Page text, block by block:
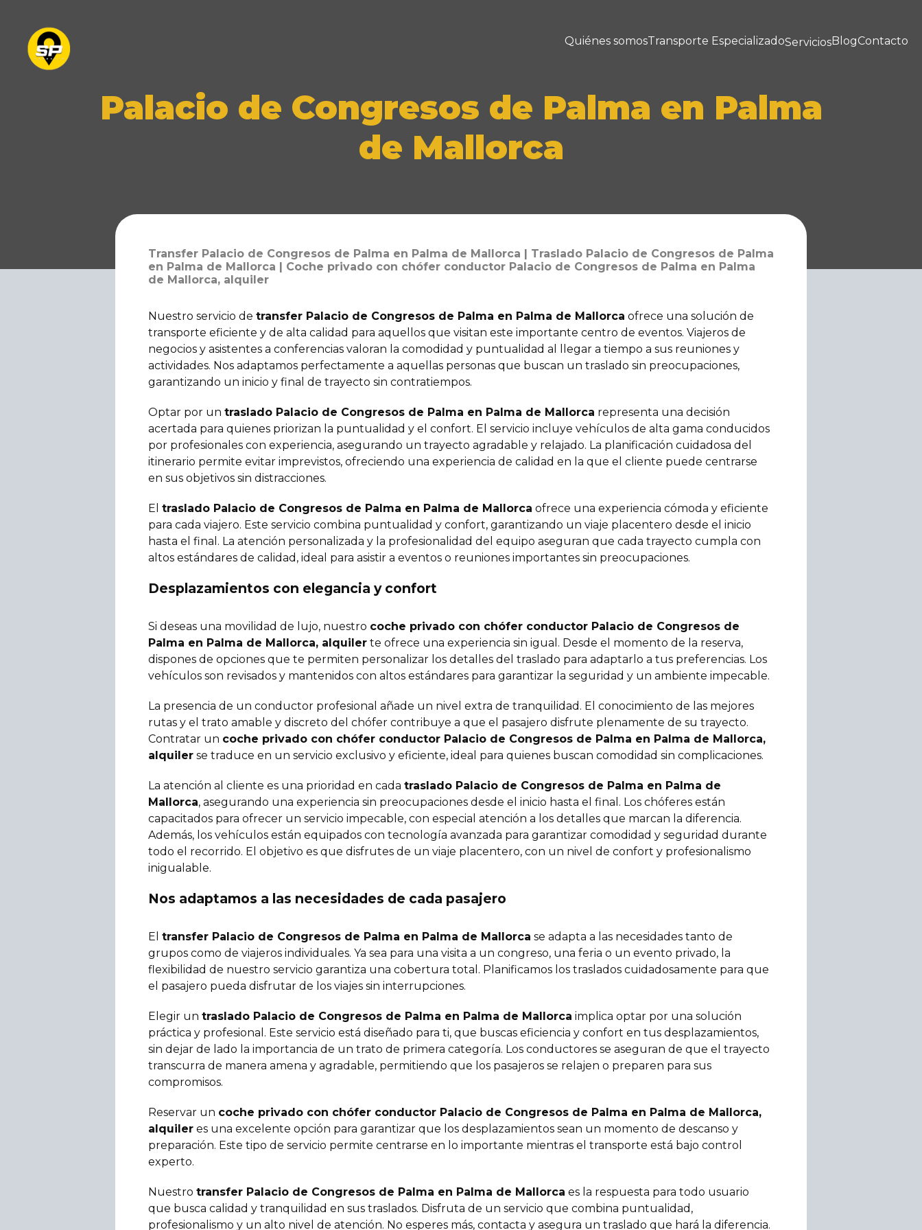
Quiénes somosTransporte EspecializadoServiciosBlogContacto
Palacio de Congresos de Palma en Palma
de Mallorca
Transfer Palacio de Congresos de Palma en Palma de Mallorca | Traslado Palacio de Congresos de Palma
en Palma de Mallorca | Coche privado con chófer conductor Palacio de Congresos de Palma en Palma
de Mallorca, alquiler
Nuestro servicio de transfer Palacio de Congresos de Palma en Palma de Mallorca ofrece una solución de
transporte eficiente y de alta calidad para aquellos que visitan este importante centro de eventos. Viajeros de
negocios y asistentes a conferencias valoran la comodidad y puntualidad al llegar a tiempo a sus reuniones y
actividades. Nos adaptamos perfectamente a aquellas personas que buscan un traslado sin preocupaciones,
garantizando un inicio y final de trayecto sin contratiempos.
Optar por un traslado Palacio de Congresos de Palma en Palma de Mallorca representa una decisión
acertada para quienes priorizan la puntualidad y el confort. El servicio incluye vehículos de alta gama conducidos
por profesionales con experiencia, asegurando un trayecto agradable y relajado. La planificación cuidadosa del
itinerario permite evitar imprevistos, ofreciendo una experiencia de calidad en la que el cliente puede centrarse
en sus objetivos sin distracciones.
El traslado Palacio de Congresos de Palma en Palma de Mallorca ofrece una experiencia cómoda y eficiente
para cada viajero. Este servicio combina puntualidad y confort, garantizando un viaje placentero desde el inicio
hasta el final. La atención personalizada y la profesionalidad del equipo aseguran que cada trayecto cumpla con
altos estándares de calidad, ideal para asistir a eventos o reuniones importantes sin preocupaciones.
Desplazamientos con elegancia y confort
Si deseas una movilidad de lujo, nuestro coche privado con chófer conductor Palacio de Congresos de
Palma en Palma de Mallorca, alquiler te ofrece una experiencia sin igual. Desde el momento de la reserva,
dispones de opciones que te permiten personalizar los detalles del traslado para adaptarlo a tus preferencias. Los
vehículos son revisados y mantenidos con altos estándares para garantizar la seguridad y un ambiente impecable.
La presencia de un conductor profesional añade un nivel extra de tranquilidad. El conocimiento de las mejores
rutas y el trato amable y discreto del chófer contribuye a que el pasajero disfrute plenamente de su trayecto.
Contratar un coche privado con chófer conductor Palacio de Congresos de Palma en Palma de Mallorca,
alquiler se traduce en un servicio exclusivo y eficiente, ideal para quienes buscan comodidad sin complicaciones.
La atención al cliente es una prioridad en cada traslado Palacio de Congresos de Palma en Palma de
Mallorca, asegurando una experiencia sin preocupaciones desde el inicio hasta el final. Los chóferes están
capacitados para ofrecer un servicio impecable, con especial atención a los detalles que marcan la diferencia.
Además, los vehículos están equipados con tecnología avanzada para garantizar comodidad y seguridad durante
todo el recorrido. El objetivo es que disfrutes de un viaje placentero, con un nivel de confort y profesionalismo
inigualable.
Nos adaptamos a las necesidades de cada pasajero
El transfer Palacio de Congresos de Palma en Palma de Mallorca se adapta a las necesidades tanto de
grupos como de viajeros individuales. Ya sea para una visita a un congreso, una feria o un evento privado, la
flexibilidad de nuestro servicio garantiza una cobertura total. Planificamos los traslados cuidadosamente para que
el pasajero pueda disfrutar de los viajes sin interrupciones.
Elegir un traslado Palacio de Congresos de Palma en Palma de Mallorca implica optar por una solución
práctica y profesional. Este servicio está diseñado para ti, que buscas eficiencia y confort en tus desplazamientos,
sin dejar de lado la importancia de un trato de primera categoría. Los conductores se aseguran de que el trayecto
transcurra de manera amena y agradable, permitiendo que los pasajeros se relajen o preparen para sus
compromisos.
Reservar un coche privado con chófer conductor Palacio de Congresos de Palma en Palma de Mallorca,
alquiler es una excelente opción para garantizar que los desplazamientos sean un momento de descanso y
preparación. Este tipo de servicio permite centrarse en lo importante mientras el transporte está bajo control
experto.
Nuestro transfer Palacio de Congresos de Palma en Palma de Mallorca es la respuesta para todo usuario
que busca calidad y tranquilidad en sus traslados. Disfruta de un servicio que combina puntualidad,
profesionalismo y un alto nivel de atención. No esperes más, contacta y asegura un traslado que hará la diferencia.